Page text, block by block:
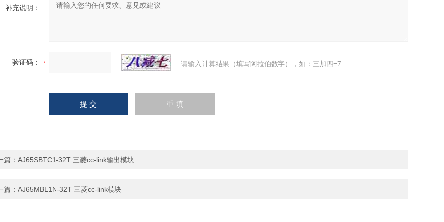
补充说明：
验证码： 请输入计算结果（填写阿拉伯数字），如：三加四=7
篇： AJ65SBTC1-32T 三菱cc-link输出模块
篇： AJ65MBL1N-32T 三菱cc-link模块